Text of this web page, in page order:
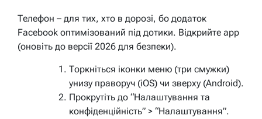
Телефон – для тих, хто в дорозі, бо додаток
Facebook оптимізований під дотики. Відкрийте app
(оновіть до версії 2026 для безпеки).
Торкніться іконки меню (три смужки)
унизу праворуч (iOS) чи зверху (Android).
Прокрутіть до “Налаштування та
конфіденційність” > “Налаштування”.